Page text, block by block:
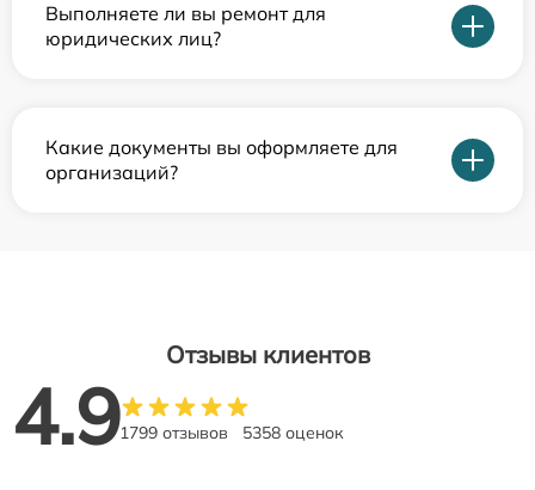
Выполняете ли вы ремонт для
юридических лиц?
Какие документы вы оформляете для
организаций?
Отзывы клиентов
4.91799 отзывов 5358 оценок